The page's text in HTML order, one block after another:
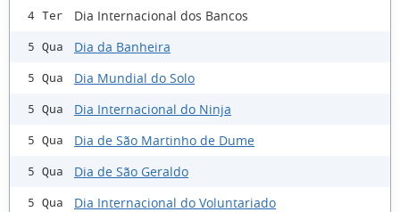
4 Ter Dia Internacional dos Bancos
5 Qua Dia da Banheira
5 Qua Dia Mundial do Solo
5 Qua Dia Internacional do Ninja
5 Qua Dia de São Martinho de Dume
5 Qua Dia de São Geraldo
5 Qua Dia Internacional do Voluntariado